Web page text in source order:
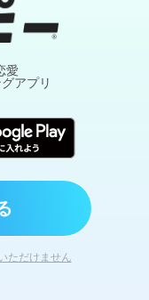
愛
アプリ
ただけません